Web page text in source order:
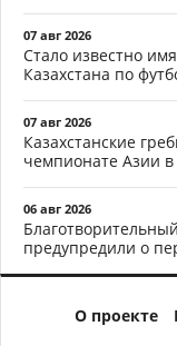
07 авг 2026
Стало известно
Казахстана по
07 авг 2026
Казахстанские
чемпионате Азии
06 авг 2026
предупредили о
О проекте